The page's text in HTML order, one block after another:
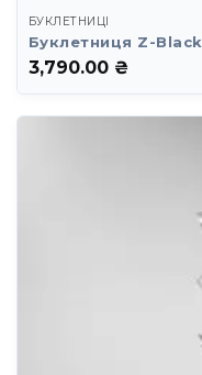
БУКЛЕТНИЦІ
Буклетниця Z-Black
3,790.00 ₴